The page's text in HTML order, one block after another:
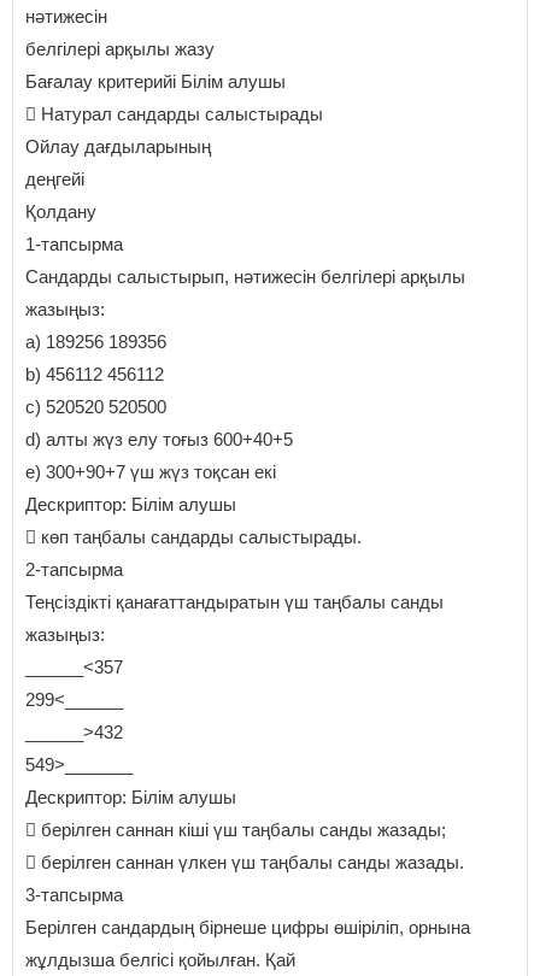
нәтижесін
белгілері арқылы жазу
Бағалау критерийі Білім алушы
 Натурал сандарды салыстырады
Ойлау дағдыларының
деңгейі
Қолдану
1-тапсырма
Сандарды салыстырып, нәтижесін белгілері арқылы
жазыңыз:
a) 189256 189356
b) 456112 456112
c) 520520 520500
d) алты жүз елу тоғыз 600+40+5
e) 300+90+7 үш жүз тоқсан екі
Дескриптор: Білім алушы
 көп таңбалы сандарды салыстырады.
2-тапсырма
Теңсіздікті қанағаттандыратын үш таңбалы санды
жазыңыз:
______<357
299<______
______>432
549>_______
Дескриптор: Білім алушы
 берілген саннан кіші үш таңбалы санды жазады;
 берілген саннан үлкен үш таңбалы санды жазады.
3-тапсырма
Берілген сандардың бірнеше цифры өшіріліп, орнына
жұлдызша белгісі қойылған. Қай